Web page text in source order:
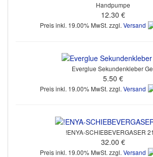
Handpumpe
12.30 €
Preis inkl. 19.00% MwSt. zzgl. Versand
Everglue Sekundenkleber
5.50 €
Preis inkl. 19.00% MwSt. zzgl. Versand
!ENYA-SCHIEBEVERGASER
32.00 €
Preis inkl. 19.00% MwSt. zzgl. Versand